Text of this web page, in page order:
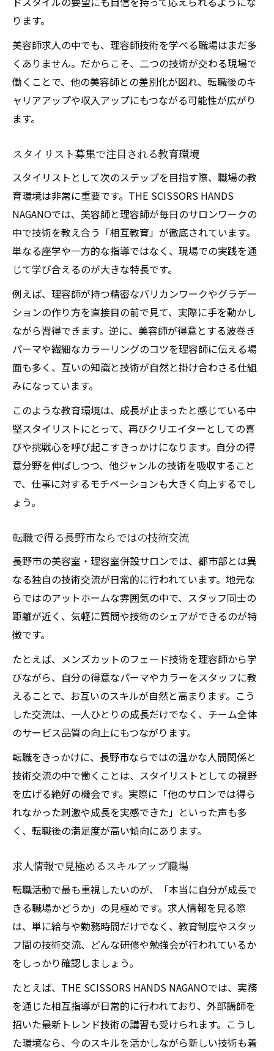
ります。
美容師求人の中でも、理容師技術を学べる職場はまだ多
くありません。だからこそ、二つの技術が交わる現場で
働くことで、他の美容師との差別化が図れ、転職後のキ
ャリアアップや収入アップにもつながる可能性が広がり
ます。
スタイリスト募集で注目される教育環境
スタイリストとして次のステップを目指す際、職場の教
育環境は非常に重要です。THE SCISSORS HANDS
NAGANOでは、美容師と理容師が毎日のサロンワークの
中で技術を教え合う「相互教育」が徹底されています。
単なる座学や一方的な指導ではなく、現場での実践を通
じて学び合えるのが大きな特長です。
例えば、理容師が持つ精密なバリカンワークやグラデー
ションの作り方を直接目の前で見て、実際に手を動かし
ながら習得できます。逆に、美容師が得意とする波巻き
パーマや繊細なカラーリングのコツを理容師に伝える場
面も多く、互いの知識と技術が自然と掛け合わさる仕組
みになっています。
このような教育環境は、成長が止まったと感じている中
堅スタイリストにとって、再びクリエイターとしての喜
びや挑戦心を呼び起こすきっかけになります。自分の得
意分野を伸ばしつつ、他ジャンルの技術を吸収すること
で、仕事に対するモチベーションも大きく向上するでし
ょう。
転職で得る長野市ならではの技術交流
長野市の美容室・理容室併設サロンでは、都市部とは異
なる独自の技術交流が日常的に行われています。地元な
らではのアットホームな雰囲気の中で、スタッフ同士の
距離が近く、気軽に質問や技術のシェアができるのが特
徴です。
たとえば、メンズカットのフェード技術を理容師から学
びながら、自分の得意なパーマやカラーをスタッフに教
えることで、お互いのスキルが自然と高まります。こう
した交流は、一人ひとりの成長だけでなく、チーム全体
のサービス品質の向上にもつながります。
転職をきっかけに、長野市ならではの温かな人間関係と
技術交流の中で働くことは、スタイリストとしての視野
を広げる絶好の機会です。実際に「他のサロンでは得ら
れなかった刺激や成長を実感できた」といった声も多
く、転職後の満足度が高い傾向にあります。
求人情報で見極めるスキルアップ職場
転職活動で最も重視したいのが、「本当に自分が成長で
きる職場かどうか」の見極めです。求人情報を見る際
は、単に給与や勤務時間だけでなく、教育制度やスタッ
フ間の技術交流、どんな研修や勉強会が行われているか
をしっかり確認しましょう。
たとえば、THE SCISSORS HANDS NAGANOでは、実務
を通じた相互指導が日常的に行われており、外部講師を
招いた最新トレンド技術の講習も受けられます。こうし
た環境なら、今のスキルを活かしながら新しい技術も着